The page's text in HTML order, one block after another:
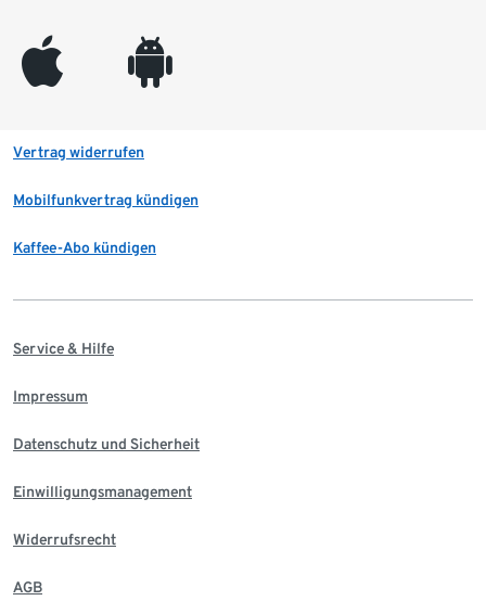
appleinc android
Vertrag widerrufen
Mobilfunkvertrag kündigen
Kaffee-Abo kündigen
Service & Hilfe
Impressum
Datenschutz und Sicherheit
Einwilligungsmanagement
Widerrufsrecht
AGB